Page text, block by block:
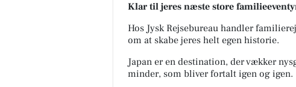
Klar til jeres næste store
Hos Jysk Rejsebureau handler
om at skabe jeres helt egen historie.
Japan er en destination, der vækker
minder, som bliver fortalt igen og igen.